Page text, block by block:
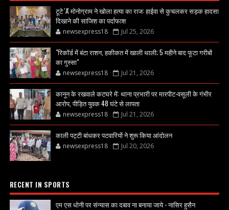
टूटे 'A' मोनोग्राम ने खोला हत्या का राज: हाईवा से कुचलकर सड़क हादसा
दिखाने की साजिश का पर्दाफाश
newsexpress18 Jul 25, 2026
"रिकॉर्ड में बंटा राशन, हकीकत में खाली थाली; 5 महीने बाद फूटा गरीबों
का गुस्सा"
newsexpress18 Jul 21, 2026
कानून के रखवाले कटघरे में: थाना प्रभारी पर मारपीट-वसूली के गंभीर
आरोप, पीड़ित युवक 48 घंटे से लापता
newsexpress18 Jul 21, 2026
काली पट्टी बांधकर पटवारियों ने शुरू किया आंदोलन
newsexpress18 Jul 20, 2026
RECENT IN SPORTS
एम एस धोनी पर संन्यास का दबाव ना बनाया जाये - नासिर हुसैन